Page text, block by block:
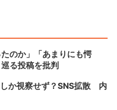
のか」「あまりにも愕
る投稿を批判
か視察せず？SNS拡散 内